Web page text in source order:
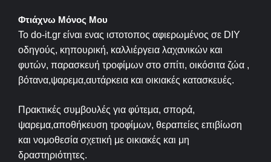
Φτιάχνω Μόνος Μου
Το do-it.gr είναι ενας ιστοτοπος αφιερωμένος σε DIY
οδηγούς, κηπουρική, καλλιέργεια λαχανικών και
φυτών, παρασκευή τροφίμων στο σπίτι, οικόσιτα ζώα ,
βότανα,ψαρεμα,αυτάρκεια και οικιακές κατασκευές.
Πρακτικές συμβουλές για φύτεμα, σπορά,
ψαρεμα,αποθήκευση τροφίμων, θεραπείες επιβίωση
και νομοθεσία σχετική με οικιακές και μη
δραστηριότητες.